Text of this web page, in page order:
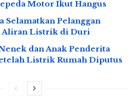
Motor Ikut Hangus
Selamatkan Pelanggan
Aliran Listrik di Duri
dan Anak Penderita
Listrik Rumah Diputus